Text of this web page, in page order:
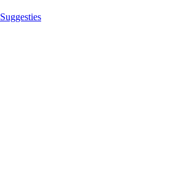
Suggesties